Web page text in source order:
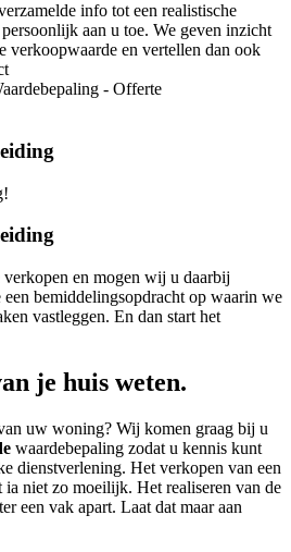
info tot een realistische
aan u toe. We geven inzicht
verkoopwaarde en vertellen dan ook
en mogen wij u daarbij
bemiddelingsopdracht op waarin we
vastleggen. En dan start het
je huis weten.
uw woning? Wij komen graag bij u
waardebepaling zodat u kennis kunt
dienstverlening. Het verkopen van een
niet zo moeilijk. Het realiseren van de
een vak apart. Laat dat maar aan